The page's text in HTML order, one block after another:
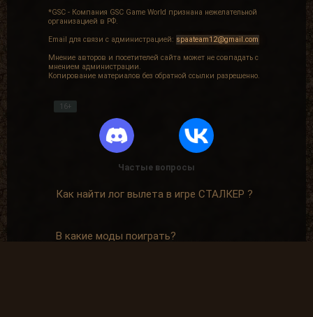
*GSC - Компания GSC Game World признана нежелательной
организацией в РФ.
Email для связи с администрацией: spaateam12@gmail.com
Мнение авторов и посетителей сайта может не совпадать с
мнением администрации.
Копирование материалов без обратной ссылки разрешенно.
16+
Частые вопросы
Как найти лог вылета в игре СТАЛКЕР ?
В какие моды поиграть?